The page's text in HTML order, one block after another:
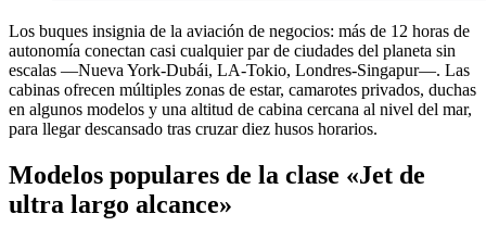
Los buques insignia de la aviación de negocios: más de 12 horas de
autonomía conectan casi cualquier par de ciudades del planeta sin
escalas —Nueva York-Dubái, LA-Tokio, Londres-Singapur—. Las
cabinas ofrecen múltiples zonas de estar, camarotes privados, duchas
en algunos modelos y una altitud de cabina cercana al nivel del mar,
para llegar descansado tras cruzar diez husos horarios.
Modelos populares de la clase «Jet de
ultra largo alcance»